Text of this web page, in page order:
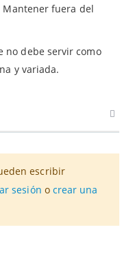
Mantener fuera del
no debe servir como
y variada.
escribir
sesión o crear una